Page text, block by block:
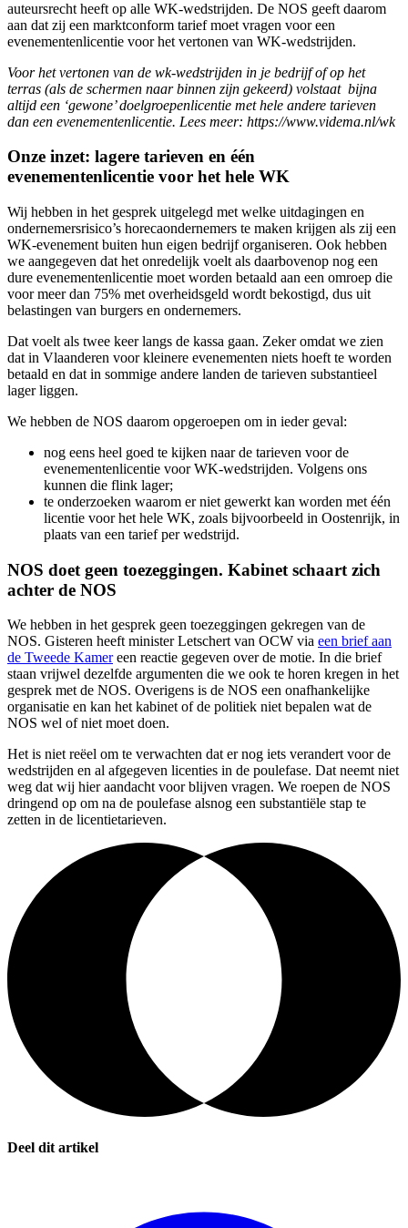
auteursrecht heeft op alle WK-wedstrijden. De NOS geeft daarom
aan dat zij een marktconform tarief moet vragen voor een
evenementenlicentie voor het vertonen van WK-wedstrijden.
Voor het vertonen van de wk-wedstrijden in je bedrijf of op het
terras (als de schermen naar binnen zijn gekeerd) volstaat bijna
altijd een ‘gewone’ doelgroepenlicentie met hele andere tarieven
dan een evenementenlicentie. Lees meer: https://www.videma.nl/wk
Onze inzet: lagere tarieven en één
evenementenlicentie voor het hele WK
Wij hebben in het gesprek uitgelegd met welke uitdagingen en
ondernemersrisico’s horecaondernemers te maken krijgen als zij een
WK-evenement buiten hun eigen bedrijf organiseren. Ook hebben
we aangegeven dat het onredelijk voelt als daarbovenop nog een
dure evenementenlicentie moet worden betaald aan een omroep die
voor meer dan 75% met overheidsgeld wordt bekostigd, dus uit
belastingen van burgers en ondernemers.
Dat voelt als twee keer langs de kassa gaan. Zeker omdat we zien
dat in Vlaanderen voor kleinere evenementen niets hoeft te worden
betaald en dat in sommige andere landen de tarieven substantieel
lager liggen.
We hebben de NOS daarom opgeroepen om in ieder geval:
nog eens heel goed te kijken naar de tarieven voor de
evenementenlicentie voor WK-wedstrijden. Volgens ons
kunnen die flink lager;
te onderzoeken waarom er niet gewerkt kan worden met één
licentie voor het hele WK, zoals bijvoorbeeld in Oostenrijk, in
plaats van een tarief per wedstrijd.
NOS doet geen toezeggingen. Kabinet schaart zich
achter de NOS
We hebben in het gesprek geen toezeggingen gekregen van de
NOS. Gisteren heeft minister Letschert van OCW via een brief aan
de Tweede Kamereen reactie gegeven over de motie. In die brief
staan vrijwel dezelfde argumenten die we ook te horen kregen in het
gesprek met de NOS. Overigens is de NOS een onafhankelijke
organisatie en kan het kabinet of de politiek niet bepalen wat de
NOS wel of niet moet doen.
Het is niet reëel om te verwachten dat er nog iets verandert voor de
wedstrijden en al afgegeven licenties in de poulefase. Dat neemt niet
weg dat wij hier aandacht voor blijven vragen. We roepen de NOS
dringend op om na de poulefase alsnog een substantiële stap te
zetten in de licentietarieven.
Deel dit artikel